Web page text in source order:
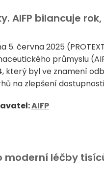
AIFP bilancuje
5. června 2025
průmyslu
který byl ve znamení
na zlepšení
AIFP
moderní léčby